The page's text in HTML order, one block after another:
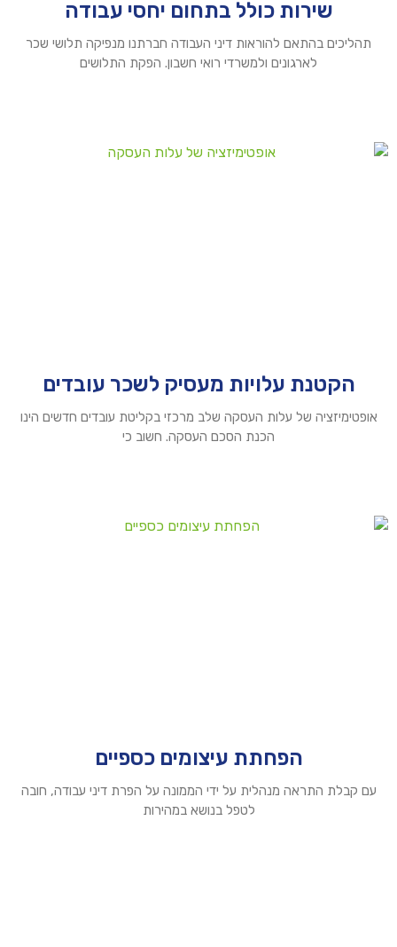
שירות כולל בתחום יחסי עבודה
תהליכים בהתאם להוראות דיני העבודה חברתנו מנפיקה תלושי שכר
לארגונים ולמשרדי רואי חשבון. הפקת התלושים
הקטנת עלויות מעסיק לשכר עובדים
אופטימיזציה של עלות העסקה שלב מרכזי בקליטת עובדים חדשים הינו
הכנת הסכם העסקה. חשוב כי
הפחתת עיצומים כספיים
עם קבלת התראה מנהלית על ידי הממונה על הפרת דיני עבודה, חובה
לטפל בנושא במהירות